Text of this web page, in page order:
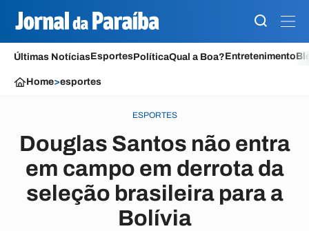
Últimas NotíciasEsportesPolíticaQual a Boa?Entretenimento
Home>esportes
ESPORTES
Douglas Santos não entra
em campo em derrota da
seleção brasileira para a
Bolívia